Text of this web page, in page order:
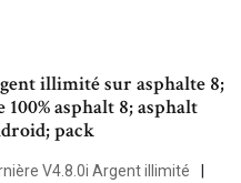
illimité sur asphalte 8;
asphalt 8; asphalt
pack
V4.8.0i Argent illimité